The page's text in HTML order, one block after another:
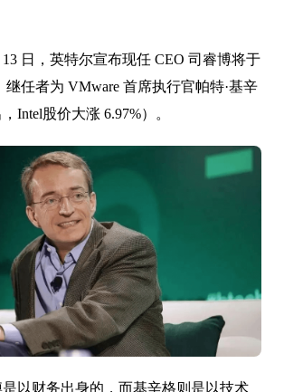
日，英特尔宣布现任 CEO 司睿博将于
继任者为 VMware 首席执行官帕特·基辛
Intel股价大涨 6.97%）。
以财务出身的，而基辛格则是以技术